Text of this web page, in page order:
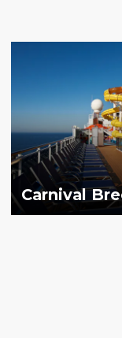
Carnival